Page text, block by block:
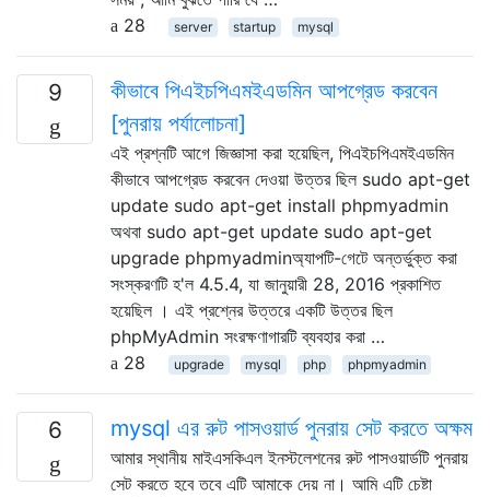
28
server startup mysql
9
কীভাবে পিএইচপিএমইএডমিন আপগ্রেড করবেন
[পুনরায় পর্যালোচনা]
এই প্রশ্নটি আগে জিজ্ঞাসা করা হয়েছিল, পিএইচপিএমইএডমিন
কীভাবে আপগ্রেড করবেন দেওয়া উত্তর ছিল sudo apt-get
update sudo apt-get install phpmyadmin
অথবা sudo apt-get update sudo apt-get
upgrade phpmyadminঅ্যাপটি-গেটে অন্তর্ভুক্ত করা
সংস্করণটি হ'ল 4.5.4, যা জানুয়ারী 28, 2016 প্রকাশিত
হয়েছিল । এই প্রশ্নের উত্তরে একটি উত্তর ছিল
phpMyAdmin সংরক্ষণাগারটি ব্যবহার করা …
28
upgrade mysql php phpmyadmin
6 mysql এর রুট পাসওয়ার্ড পুনরায় সেট করতে অক্ষম
আমার স্থানীয় মাইএসকিএল ইনস্টলেশনের রুট পাসওয়ার্ডটি পুনরায়
সেট করতে হবে তবে এটি আমাকে দেয় না। আমি এটি চেষ্টা